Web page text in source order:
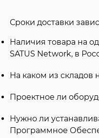
Сроки доставки
Наличия товара на
SATUS Network, в
На каком из складов
Проектное ли
Нужно ли
Программное